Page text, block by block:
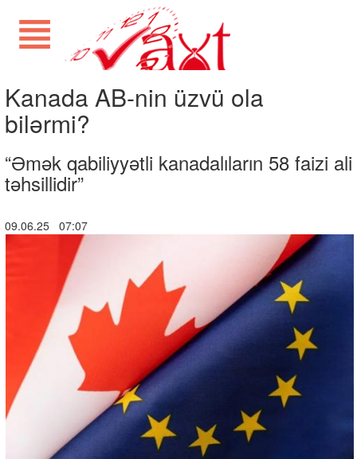
Kanada AB-nin üzvü ola
bilərmi?
“Əmək qabiliyyətli kanadalıların 58 faizi ali
təhsillidir”
09.06.25 07:07